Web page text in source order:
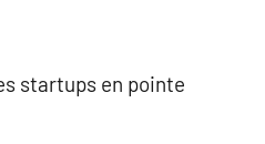
startups en pointe